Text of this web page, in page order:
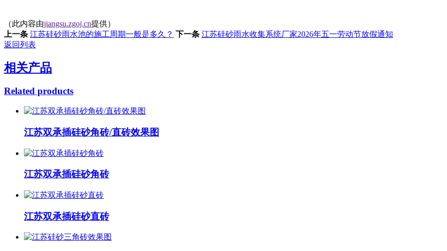
（此内容由jiangsu.zgoj.cn提供）
上一条 江苏硅砂雨水池的施工周期一般是多久？ 下一条 江苏硅砂雨水收集系统厂家2026年五一劳动节放假通知
返回列表
相关产品
Related products
江苏双承插硅砂角砖/直砖效果图
江苏双承插硅砂角砖
江苏双承插硅砂直砖